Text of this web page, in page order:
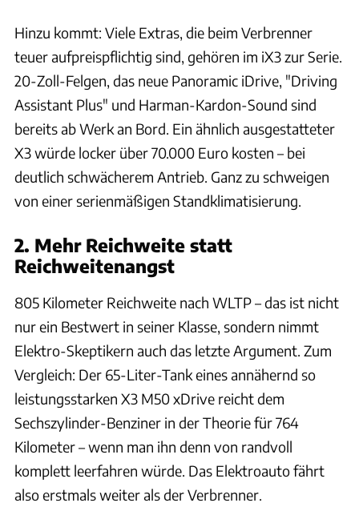
Hinzu kommt: Viele Extras, die beim Verbrenner
teuer aufpreispflichtig sind, gehören im iX3 zur Serie.
20-Zoll-Felgen, das neue Panoramic iDrive, "Driving
Assistant Plus" und Harman-Kardon-Sound sind
bereits ab Werk an Bord. Ein ähnlich ausgestatteter
X3 würde locker über 70.000 Euro kosten – bei
deutlich schwächerem Antrieb. Ganz zu schweigen
von einer serienmäßigen Standklimatisierung.
2. Mehr Reichweite statt
Reichweitenangst
805 Kilometer Reichweite nach WLTP – das ist nicht
nur ein Bestwert in seiner Klasse, sondern nimmt
Elektro-Skeptikern auch das letzte Argument. Zum
Vergleich: Der 65-Liter-Tank eines annähernd so
leistungsstarken X3 M50 xDrive reicht dem
Sechszylinder-Benziner in der Theorie für 764
Kilometer – wenn man ihn denn von randvoll
komplett leerfahren würde. Das Elektroauto fährt
also erstmals weiter als der Verbrenner.